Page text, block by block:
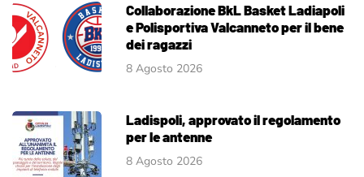
Collaborazione BkL Basket Ladiapoli
e Polisportiva Valcanneto per il bene
dei ragazzi
8 Agosto 2026
Ladispoli, approvato il regolamento
per le antenne
8 Agosto 2026